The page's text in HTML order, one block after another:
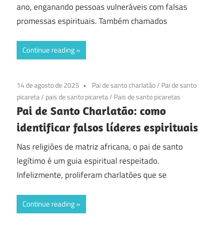
ano, enganando pessoas vulneráveis com falsas
promessas espirituais. Também chamados
Continue reading
14 de agosto de 2025 Pai de santo charlatão/ Pai de santo
picareta/ pais de santo picareta/ Pais de santo picaretas
Pai de Santo Charlatão: como
identificar falsos líderes espirituais
Nas religiões de matriz africana, o pai de santo
legítimo é um guia espiritual respeitado.
Infelizmente, proliferam charlatões que se
Continue reading